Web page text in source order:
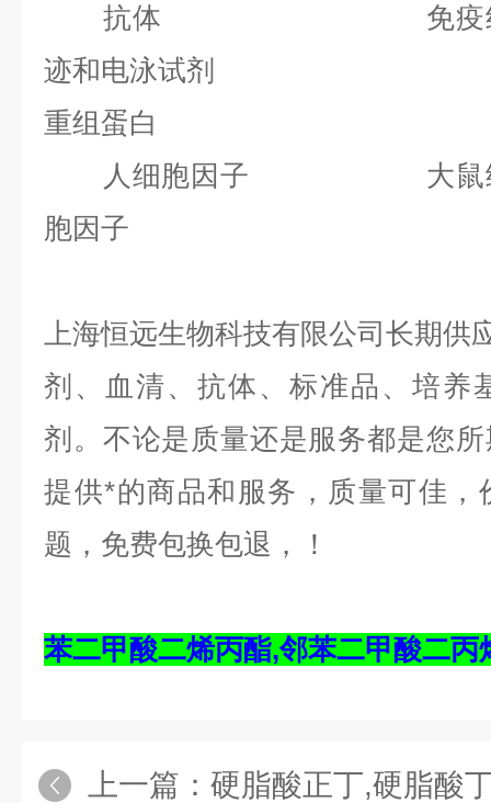
抗体 免疫组化
迹和电泳试剂
重组蛋白
人细胞因子 大鼠细
胞因子
上海恒远生物科技有限公司长期供
剂、血清、抗体、标准品、培养
剂。不论是质量还是服务都是您
提供*的商品和服务，质量可佳，
题，免费包换包退，！
苯二甲酸二烯丙酯,邻苯二甲酸二丙
上一篇： 硬脂酸正丁,硬脂酸